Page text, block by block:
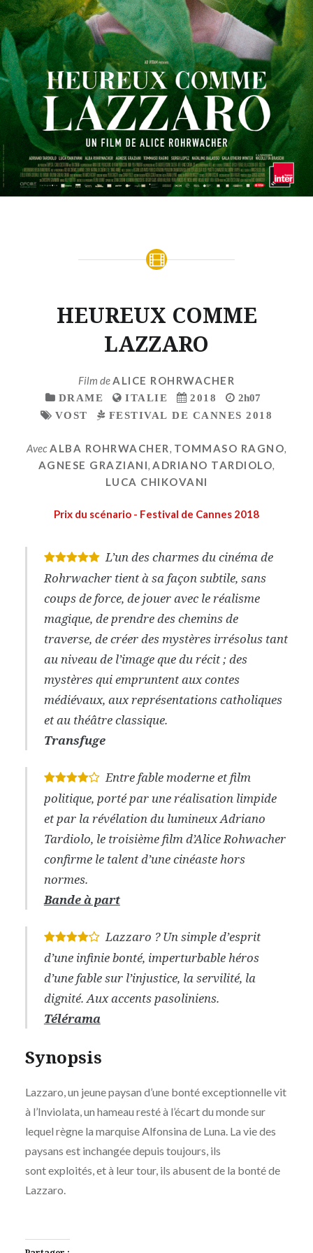
HEUREUX COMME
LAZZARO
Film deALICE ROHRWACHER
DRAME ITALIE 2018
2h07
VOST
FESTIVAL DE CANNES 2018
AvecALBA ROHRWACHER, TOMMASO RAGNO,
AGNESE GRAZIANI,ADRIANO TARDIOLO,
LUCA CHIKOVANI
Prix du scénario - Festival de Cannes 2018
* * * * *L’un des charmes du cinéma de
Rohrwacher tient à sa façon subtile, sans
coups de force, de jouer avec le réalisme
magique, de prendre des chemins de
traverse, de créer des mystères irrésolus tant
au niveau de l’image que du récit ; des
mystères qui empruntent aux contes
médiévaux, aux représentations catholiques
et au théâtre classique.
Transfuge
* * * * Entre fable moderne et film
politique, porté par une réalisation limpide
et par la révélation du lumineux Adriano
Tardiolo, le troisième film d’Alice Rohwacher
confirme le talent d’une cinéaste hors
normes.
Bande à part
* * * * Lazzaro ? Un simple d’esprit
d’une infinie bonté, imperturbable héros
d’une fable sur l’injustice, la servilité, la
dignité. Aux accents pasoliniens.
Télérama
Synopsis
Lazzaro, un jeune paysan d’une bonté exceptionnelle vit
à l’Inviolata, un hameau resté à l’écart du monde sur
lequel règne la marquise Alfonsina de Luna. La vie des
paysans est inchangée depuis toujours, ils
sont exploités, et à leur tour, ils abusent de la bonté de
Lazzaro.